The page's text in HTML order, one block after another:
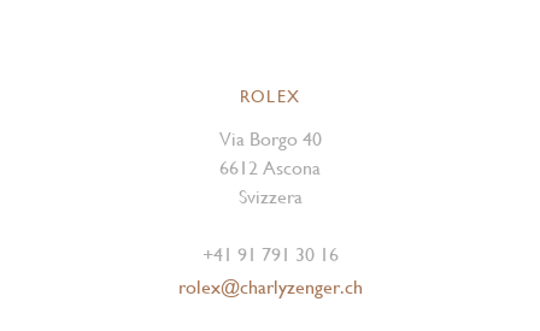
ROLEX
Via Borgo 40
6612 Ascona
Svizzera
+41 91 791 30 16
rolex@charlyzenger.ch